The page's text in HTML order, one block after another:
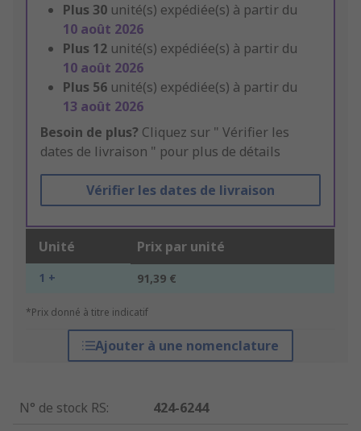
Plus 30 unité(s) expédiée(s) à partir du
10 août 2026
Plus 12 unité(s) expédiée(s) à partir du
10 août 2026
Plus 56 unité(s) expédiée(s) à partir du
13 août 2026
Besoin de plus? Cliquez sur " Vérifier les
dates de livraison " pour plus de détails
Vérifier les dates de livraison
Unité Prix par unité
1 + 91,39 €
*Prix donné à titre indicatif
Ajouter à une nomenclature
N° de stock RS:
424-6244